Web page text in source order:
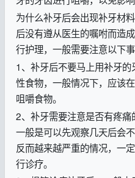
为什么补牙后会出现补牙材
后没有遵从医生的嘱咐而造
行护理，一般需要注意以下事
1、补牙后不要马上用补牙
性食物，一般情况下，应该
咀嚼食物。
2、补牙需要注意是否有疼痛
一般是可以先观察几天后会
反而越来越严重的情况，一
行诊疗。